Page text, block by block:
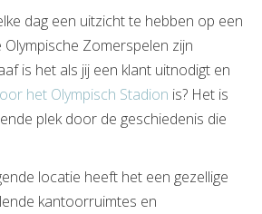
dag een uitzicht te hebben op een
Zomerspelen zijn
is het als jij een klant uitnodigt en
het Olympisch Stadion is? Het is
plek door de geschiedenis die
locatie heeft het een gezellige
kantoorruimtes en